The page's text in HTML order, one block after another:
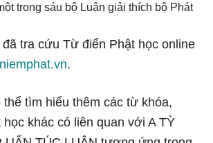
trong sáu bộ Luận giải thích bộ Phát
tra cứu Từ điển Phật học online
niemphat.vn.
thể tìm hiểu thêm các từ khóa,
khác có liên quan với A TỲ